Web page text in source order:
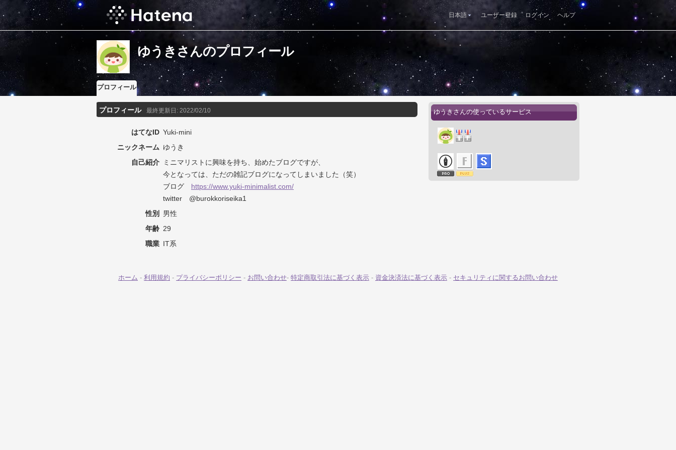
日本語 ユーザー登録 ログイン ヘルプ
ゆうきさんのプロフィール
プロフィール
プロフィール 最終更新日: 2022/02/10
はてなID Yuki-mini
ニックネーム ゆうき
自己紹介
ミニマリストに興味を持ち、始めたブログですが、
今となっては、ただの雑記ブログになってしまいました（笑）
ブログ https://www.yuki-minimalist.com/
twitter @burokkoriseika1
性別
男性
年齢 29
職業 IT系
ゆうきさんの使っているサービス
ホーム - 利用規約 - プライバシーポリシー - お問い合わせ- 特定商取引法に基づく表示 - 資金決済法に基づく表示 - セキュリティに関するお問い合わせ